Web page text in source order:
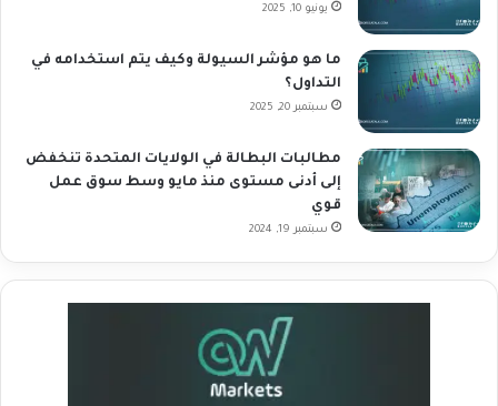
يونيو 10, 2025
ما هو مؤشر السيولة وكيف يتم استخدامه في
التداول؟
سبتمبر 20, 2025
مطالبات البطالة في الولايات المتحدة تنخفض
إلى أدنى مستوى منذ مايو وسط سوق عمل
قوي
سبتمبر 19, 2024